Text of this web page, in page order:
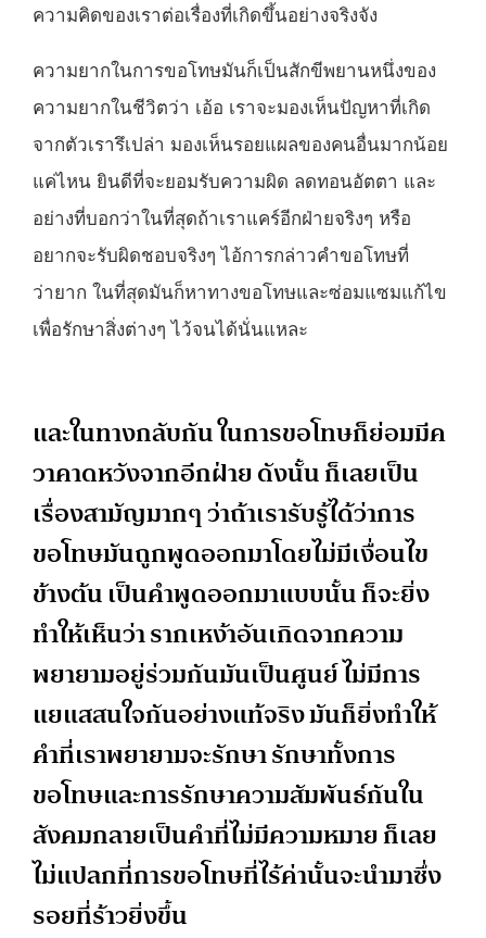
ความคิดของเราต่อเรื่องที่เกิดขึ้นอย่างจริงจัง
ความยากในการขอโทษมันก็เป็นสักขีพยานหนึ่งของ
ความยากในชีวิตว่า เอ้อ เราจะมองเห็นปัญหาที่เกิด
จากตัวเรารึเปล่า มองเห็นรอยแผลของคนอื่นมากน้อย
แค่ไหน ยินดีที่จะยอมรับความผิด ลดทอนอัตตา และ
อย่างที่บอกว่าในที่สุดถ้าเราแคร์อีกฝ่ายจริงๆ หรือ
อยากจะรับผิดชอบจริงๆ ไอ้การกล่าวคำขอโทษที่
ว่ายาก ในที่สุดมันก็หาทางขอโทษและซ่อมแซมแก้ไข
เพื่อรักษาสิ่งต่างๆ ไว้จนได้นั่นแหละ
และในทางกลับกัน ในการขอโทษก็ย่อมมีค
วาคาดหวังจากอีกฝ่าย ดังนั้น ก็เลยเป็น
เรื่องสามัญมากๆ ว่าถ้าเรารับรู้ได้ว่าการ
ขอโทษมันถูกพูดออกมาโดยไม่มีเงื่อนไข
ข้างต้น เป็นคำพูดออกมาแบบนั้น ก็จะยิ่ง
ทำให้เห็นว่า รากเหง้าอันเกิดจากความ
พยายามอยู่ร่วมกันมันเป็นศูนย์ ไม่มีการ
แยแสสนใจกันอย่างแท้จริง มันก็ยิ่งทำให้
คำที่เราพยายามจะรักษา รักษาทั้งการ
ขอโทษและการรักษาความสัมพันธ์กันใน
สังคมกลายเป็นคำที่ไม่มีความหมาย ก็เลย
ไม่แปลกที่การขอโทษที่ไร้ค่านั้นจะนำมาซึ่ง
รอยที่ร้าวยิ่งขึ้น